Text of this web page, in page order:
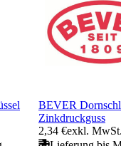
BEVER
Zinkdruckguss
2,34 €exkl. MwSt.